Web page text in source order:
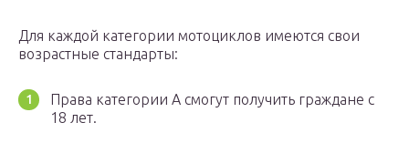
Для каждой категории мотоциклов имеются свои
возрастные стандарты:
Права категории А смогут получить граждане с
18 лет.